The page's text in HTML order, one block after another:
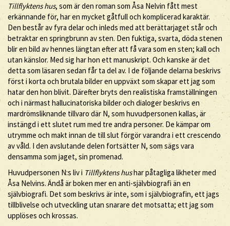
Tillflyktens hus, som är den roman som Åsa Nelvin fått mest
erkännande för, har en mycket gåtfull och komplicerad karaktär.
Den består av fyra delar och inleds med att berättarjaget står och
betraktar en springbrunn av sten. Den fuktiga, svarta, döda stenen
blir en bild av hennes längtan efter att få vara som en sten; kall och
utan känslor. Med sig har hon ett manuskript. Och kanske är det
detta som läsaren sedan får ta del av. I de följande delarna beskrivs
först i korta och brutala bilder en uppväxt som skapar ett jag som
hatar den hon blivit. Därefter bryts den realistiska framställningen
och i närmast hallucinatoriska bilder och dialoger beskrivs en
mardrömsliknande tillvaro där N, som huvudpersonen kallas, är
instängd i ett slutet rum med tre andra personer. De kämpar om
utrymme och makt innan de till slut förgör varandra i ett crescendo
av våld. I den avslutande delen fortsätter N, som sägs vara
densamma som jaget, sin promenad.
Huvudpersonen N:s liv i Tillflyktens hushar påtagliga likheter med
Åsa Nelvins. Ändå är boken mer en anti-självbiografi än en
självbiografi. Det som beskrivs är inte, som i självbiografin, ett jags
tillblivelse och utveckling utan snarare det motsatta; ett jag som
upplöses och krossas.